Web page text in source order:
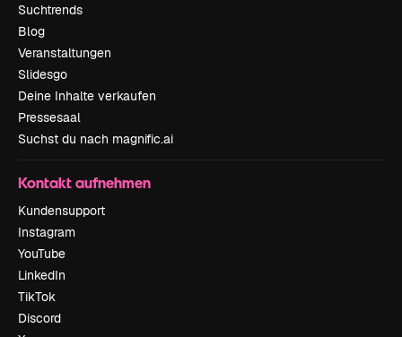
Suchtrends
Blog
Veranstaltungen
Slidesgo
Deine Inhalte verkaufen
Pressesaal
Suchst du nach magnific.ai
Kontakt aufnehmen
Kundensupport
Instagram
YouTube
LinkedIn
TikTok
Discord